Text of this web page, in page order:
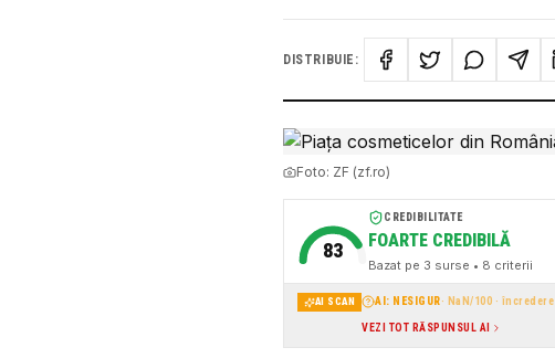
DISTRIBUIE:
Foto: ZF (zf.ro)
83
CREDIBILITATE
FOARTE CREDIBILĂ
Bazat pe 3 surse • 8 criterii
AI SCAN AI: NESIGUR· NaN/100 · încredere
VEZI TOT RĂSPUNSUL AI